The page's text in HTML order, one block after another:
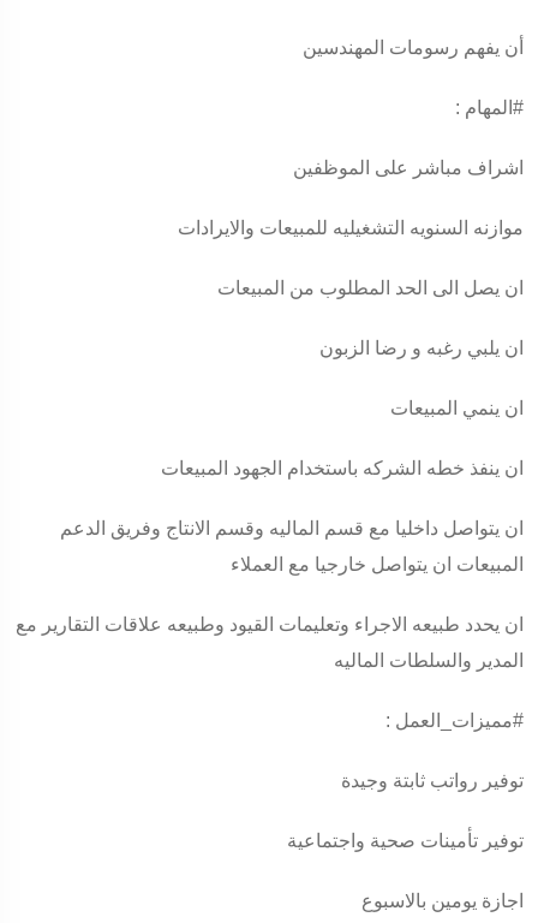
أن يفهم رسومات المهندسين
#المهام :
اشراف مباشر على الموظفين
موازنه السنويه التشغيليه للمبيعات والايرادات
ان يصل الى الحد المطلوب من المبيعات
ان يلبي رغبه و رضا الزبون
ان ينمي المبيعات
ان ينفذ خطه الشركه باستخدام الجهود المبيعات
ان يتواصل داخليا مع قسم الماليه وقسم الانتاج وفريق الدعم
المبيعات ان يتواصل خارجيا مع العملاء
ان يحدد طبيعه الاجراء وتعليمات القيود وطبيعه علاقات التقارير مع
المدير والسلطات الماليه
#مميزات_العمل :
توفير رواتب ثابتة وجيدة
توفير تأمينات صحية واجتماعية
اجازة يومين بالاسبوع